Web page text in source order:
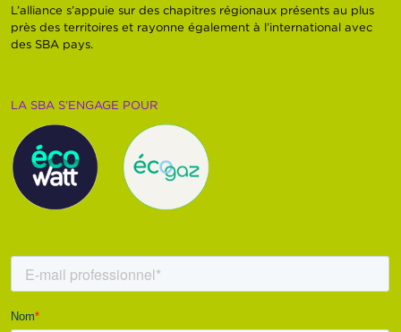
L’alliance s’appuie sur des chapitres régionaux présents au plus
près des territoires et rayonne également à l’international avec
des SBA pays.
LA SBA S’ENGAGE POUR